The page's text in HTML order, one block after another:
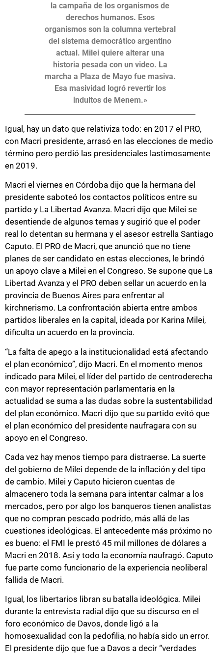
la campaña de los organismos de
derechos humanos. Esos
organismos son la columna vertebral
del sistema democrático argentino
actual. Milei quiere alterar una
historia pesada con un video. La
marcha a Plaza de Mayo fue masiva.
Esa masividad logró revertir los
indultos de Menem.»
Igual, hay un dato que relativiza todo: en 2017 el PRO,
con Macri presidente, arrasó en las elecciones de medio
término pero perdió las presidenciales lastimosamente
en 2019.
Macri el viernes en Córdoba dijo que la hermana del
presidente saboteó los contactos políticos entre su
partido y La Libertad Avanza. Macri dijo que Milei se
desentiende de algunos temas y sugirió que el poder
real lo detentan su hermana y el asesor estrella Santiago
Caputo. El PRO de Macri, que anunció que no tiene
planes de ser candidato en estas elecciones, le brindó
un apoyo clave a Milei en el Congreso. Se supone que La
Libertad Avanza y el PRO deben sellar un acuerdo en la
provincia de Buenos Aires para enfrentar al
kirchnerismo. La confrontación abierta entre ambos
partidos liberales en la capital, ideada por Karina Milei,
dificulta un acuerdo en la provincia.
“La falta de apego a la institucionalidad está afectando
el plan económico”, dijo Macri. En el momento menos
indicado para Milei, el líder del partido de centroderecha
con mayor representación parlamentaria en la
actualidad se suma a las dudas sobre la sustentabilidad
del plan económico. Macri dijo que su partido evitó que
el plan económico del presidente naufragara con su
apoyo en el Congreso.
Cada vez hay menos tiempo para distraerse. La suerte
del gobierno de Milei depende de la inflación y del tipo
de cambio. Milei y Caputo hicieron cuentas de
almacenero toda la semana para intentar calmar a los
mercados, pero por algo los banqueros tienen analistas
que no compran pescado podrido, más allá de las
cuestiones ideológicas. El antecedente más próximo no
es bueno: el FMI le prestó 45 mil millones de dólares a
Macri en 2018. Así y todo la economía naufragó. Caputo
fue parte como funcionario de la experiencia neoliberal
fallida de Macri.
Igual, los libertarios libran su batalla ideológica. Milei
durante la entrevista radial dijo que su discurso en el
foro económico de Davos, donde ligó a la
homosexualidad con la pedofilia, no había sido un error.
El presidente dijo que fue a Davos a decir “verdades